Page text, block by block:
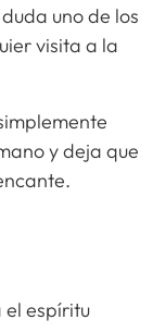
uno de los
visita a la
y deja que
el espíritu